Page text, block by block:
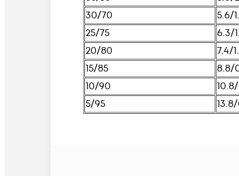
30/70
5.6/
25/75
6.3/
20/80
7.4/
15/85
8.8/
10/90
5/95